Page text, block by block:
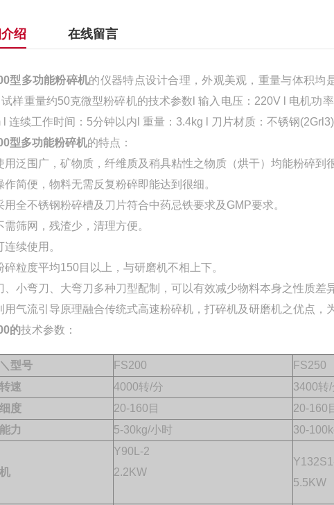
绍 在线留言
型多功能粉碎机的仪器特点设计合理，外观美观，重量与体积均
样重量约50克微型粉碎机的技术参数l 输入电压：220V l 电机功
l 连续工作时间：5分钟以内l 重量：3.4kg l 刀片材质：不锈钢(2Grl3)
型多功能粉碎机的特点：
用泛围广，矿物质，纤维质及稍具粘性之物质（烘干）均能粉碎到
作简便，物料无需反复粉碎即能达到很细。
用全不锈钢粉碎槽及刀片符合中药忌铁要求及GMP要求。
需筛网，残渣少，清理方便。
连续使用。
碎粒度平均150目以上，与研磨机不相上下。
、小弯刀、大弯刀多种刀型配制，可以有效减少物料本身之性质差
用气流引导原理融合传统式高速粉碎机，打碎机及研磨机之优点，
的技术参数：
型号 FS200 FS250
速
4000转/分 3400转/
度
20-160目 20-160
力
5-30kg/小时 30-
Y90L-2
2.2KW
5.5KW